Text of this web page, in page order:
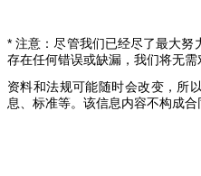
* 注意：尽管我们已经尽了最大努
存在任何错误或缺漏，我们将无需
资料和法规可能随时会改变，所
息、标准等。该信息内容不构成合